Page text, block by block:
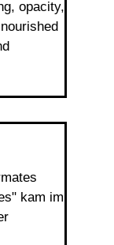
opacity,
kam im